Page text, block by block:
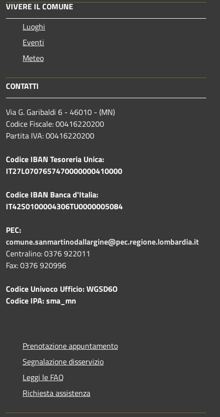
VIVERE IL COMUNE
Luoghi
Eventi
Meteo
CONTATTI
Via G. Garibaldi 6 - 46010 - (MN)
Codice Fiscale: 00416220200
Partita IVA: 00416220200
Codice IBAN Tesoreria Unica:
IT27L0707657470000000410000
Codice IBAN Banca d'Italia:
IT42S0100004306TU0000005084
PEC:
comune.sanmartinodallargine@pec.regione.lombardia.it
Centralino: 0376 922011
Fax: 0376 920996
Codice Univoco Ufficio: WGSD6O
Codice IPA: sma_mn
Prenotazione appuntamento
Segnalazione disservizio
Leggi le FAQ
Richiesta assistenza